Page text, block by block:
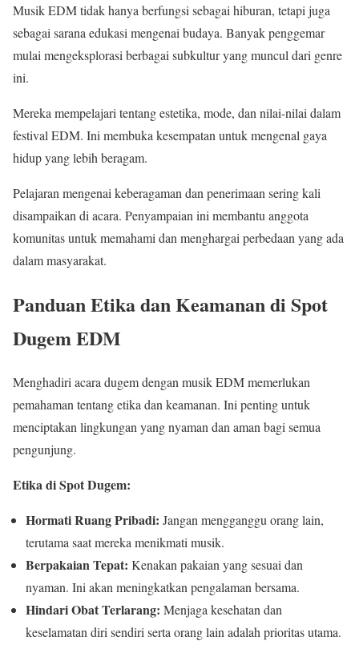
Musik EDM tidak hanya berfungsi sebagai hiburan, tetapi juga
sebagai sarana edukasi mengenai budaya. Banyak penggemar
mulai mengeksplorasi berbagai subkultur yang muncul dari genre
ini.
Mereka mempelajari tentang estetika, mode, dan nilai-nilai dalam
festival EDM. Ini membuka kesempatan untuk mengenal gaya
hidup yang lebih beragam.
Pelajaran mengenai keberagaman dan penerimaan sering kali
disampaikan di acara. Penyampaian ini membantu anggota
komunitas untuk memahami dan menghargai perbedaan yang ada
dalam masyarakat.
Panduan Etika dan Keamanan di Spot
Dugem EDM
Menghadiri acara dugem dengan musik EDM memerlukan
pemahaman tentang etika dan keamanan. Ini penting untuk
menciptakan lingkungan yang nyaman dan aman bagi semua
pengunjung.
Etika di Spot Dugem:
Hormati Ruang Pribadi: Jangan mengganggu orang lain,
terutama saat mereka menikmati musik.
Berpakaian Tepat: Kenakan pakaian yang sesuai dan
nyaman. Ini akan meningkatkan pengalaman bersama.
Hindari Obat Terlarang: Menjaga kesehatan dan
keselamatan diri sendiri serta orang lain adalah prioritas utama.